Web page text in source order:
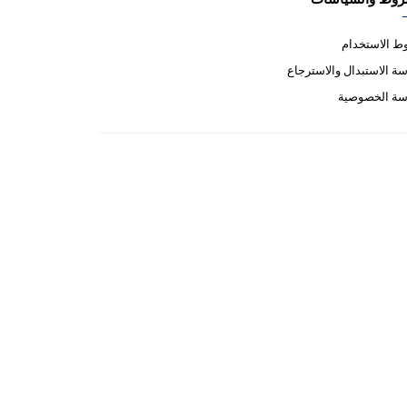
الاستخدام
الاستبدال والاسترجاع
الخصوصية